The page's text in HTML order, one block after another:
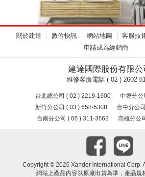
關於建達 數位快訊 網站地圖 客服技
申請成為經銷商
建達國際股份有限公
維修客服電話 ( 02 ) 2602-
台北總公司 ( 02 ) 2219-1600
中壢分
新竹分公司 ( 03 ) 658-5308
台中分公
台南分公司 ( 06 ) 311-3663
高雄分公
Copyright © 2026 Xander International Corp.
網站上產品內容以原廠出貨為準，產品規